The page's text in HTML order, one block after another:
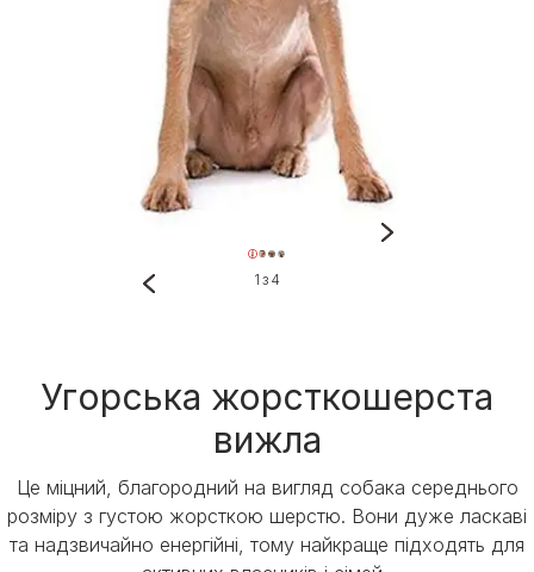
Угорська жорсткошерста
вижла
Це міцний, благородний на вигляд собака середнього
розміру з густою жорсткою шерстю. Вони дуже ласкаві
та надзвичайно енергійні, тому найкраще підходять для
1 з 4